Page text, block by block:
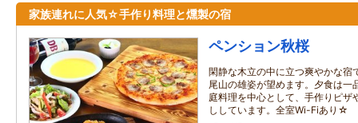
家族連れに人気☆手作り料理と燻製の宿
ペンション秋桜
閑静な木立の中に立つ爽やかな宿
尾山の雄姿が望めます。夕食は一
庭料理を中心として、手作りピザ
ししています。全室Wi-Fiあり☆